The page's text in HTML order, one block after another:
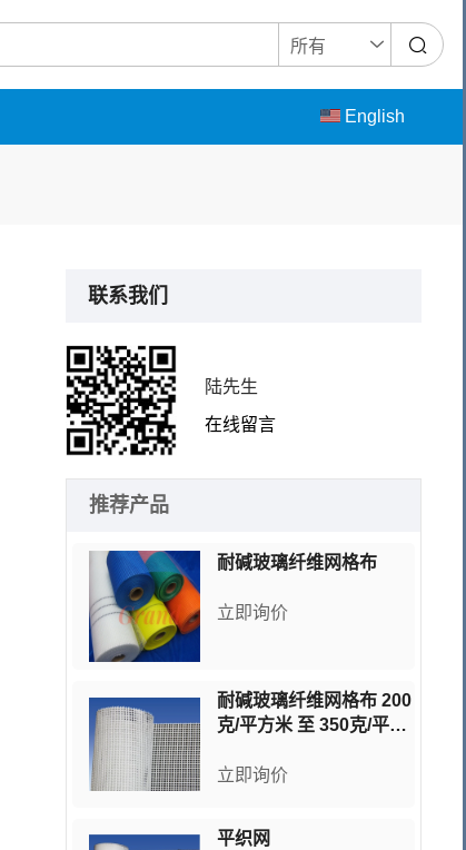
English
联系我们
陆先生
在线留言
推荐产品
耐碱玻璃纤维网格布
立即询价
耐碱玻璃纤维网格布 200
克/平方米 至 350克/平方
立即询价
平织网